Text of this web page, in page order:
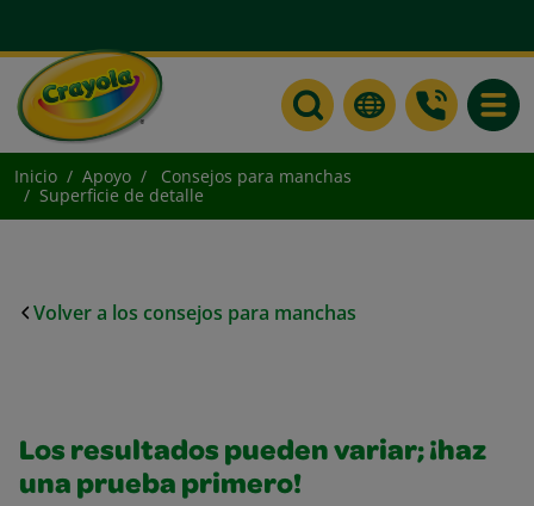
Inicio Apoyo
Consejos para manchas
Superficie de detalle
Volver a los consejos para manchas
Los resultados pueden variar; ¡haz
una prueba primero!